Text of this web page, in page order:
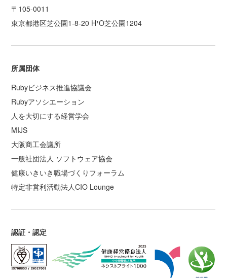
〒105-0011
東京都港区芝公園1-8-20 H¹O芝公園1204
所属団体
Rubyビジネス推進協議会
Rubyアソシエーション
人を大切にする経営学会
MIJS
大阪商工会議所
一般社団法人 ソフトウェア協会
健康いきいき職場づくりフォーラム
特定非営利活動法人CIO Lounge
認証・認定